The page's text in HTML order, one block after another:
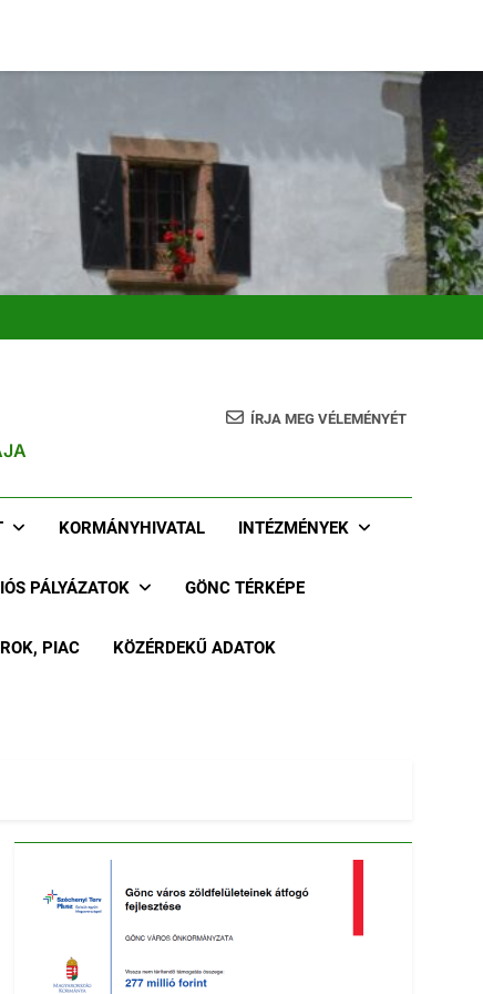
ÍRJA MEG VÉLEMÉNYÉT
KORMÁNYHIVATAL INTÉZMÉNYEK
PÁLYÁZATOK GÖNC TÉRKÉPE
PIAC KÖZÉRDEKŰ ADATOK